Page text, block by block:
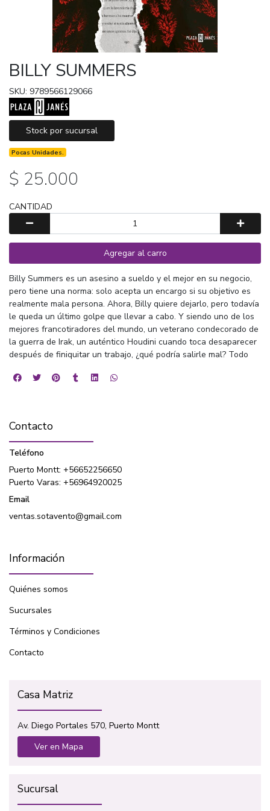
BILLY SUMMERS
SKU: 9789566129066
Stock por sucursal
Pocas Unidades.
$ 25.000
CANTIDAD
Agregar al carro
Billy Summers es un asesino a sueldo y el mejor en su negocio,
pero tiene una norma: solo acepta un encargo si su objetivo es
realmente mala persona. Ahora, Billy quiere dejarlo, pero todavía
le queda un último golpe que llevar a cabo. Y siendo uno de los
mejores francotiradores del mundo, un veterano condecorado de
la guerra de Irak, un auténtico Houdini cuando toca desaparecer
después de finiquitar un trabajo, ¿qué podría salirle mal? Todo
Contacto
Teléfono
Puerto Montt: +56652256650
Puerto Varas: +56964920025
Email
ventas.sotavento@gmail.com
Información
Quiénes somos
Sucursales
Términos y Condiciones
Contacto
Casa Matriz
Av. Diego Portales 570, Puerto Montt
Ver en Mapa
Sucursal